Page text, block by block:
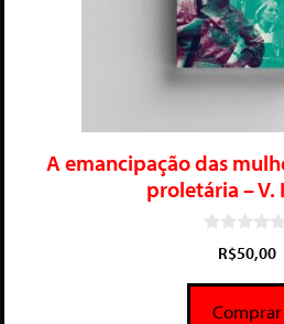
A emancipação das
proletária – V.
5
R$50,00
Comprar